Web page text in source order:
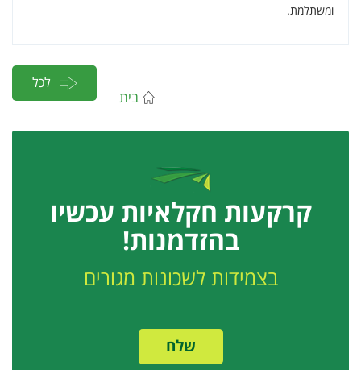
ומשתלמת.
בית
לכל
קרקעות חקלאיות עכשיו
בהזדמנות!
בצמידות לשכונות מגורים
שלח